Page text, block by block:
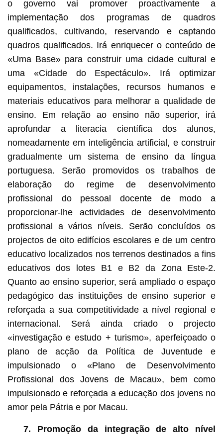
o governo vai promover proactivamente a
implementação dos programas de quadros
qualificados, cultivando, reservando e captando
quadros qualificados. Irá enriquecer o conteúdo de
«Uma Base» para construir uma cidade cultural e
uma «Cidade do Espectáculo». Irá optimizar
equipamentos, instalações, recursos humanos e
materiais educativos para melhorar a qualidade de
ensino. Em relação ao ensino não superior, irá
aprofundar a literacia científica dos alunos,
nomeadamente em inteligência artificial, e construir
gradualmente um sistema de ensino da língua
portuguesa. Serão promovidos os trabalhos de
elaboração do regime de desenvolvimento
profissional do pessoal docente de modo a
proporcionar-lhe actividades de desenvolvimento
profissional a vários níveis. Serão concluídos os
projectos de oito edifícios escolares e de um centro
educativo localizados nos terrenos destinados a fins
educativos dos lotes B1 e B2 da Zona Este-2.
Quanto ao ensino superior, será ampliado o espaço
pedagógico das instituições de ensino superior e
reforçada a sua competitividade a nível regional e
internacional. Será ainda criado o projecto
«investigação e estudo + turismo», aperfeiçoado o
plano de acção da Política de Juventude e
impulsionado o «Plano de Desenvolvimento
Profissional dos Jovens de Macau», bem como
impulsionado e reforçada a educação dos jovens no
amor pela Pátria e por Macau.
7. Promoção da integração de alto nível